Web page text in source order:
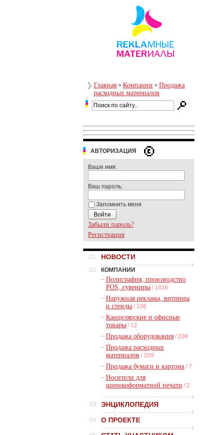
Главная > Компании > Продажа
расходных материалов
АВТОРИЗАЦИЯ
Ваше имя:
Ваш пароль:
Запомнить меня
Забыли пароль?
Регистрация
.01 НОВОСТИ
.02
КОМПАНИИ
– Полиграфия, производство
POS, сувениры / 1816
– Наружная реклама, витрины
и стенды / 106
– Канцелярские и офисные
товары / 12
– Продажа оборудования / 208
– Продажа расходных
материалов / 209
– Продажа бумаги и картона / 7
– Носители для
широкоформатной печати / 2
.03 ЭНЦИКЛОПЕДИЯ
.04 О ПРОЕКТЕ